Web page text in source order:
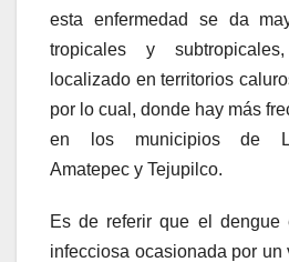
esta enfermedad se da
tropicales y
localizado en territorios
por lo cual, donde hay más
en los municipios de
Amatepec y Tejupilco.
Es de referir que el dengue
infecciosa ocasionada por un